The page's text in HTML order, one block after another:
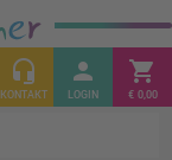
headset_mic
KONTAKT
person
LOGIN
shopping_cart
€ 0,00